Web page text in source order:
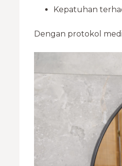
Kepatuhan
Dengan protokol